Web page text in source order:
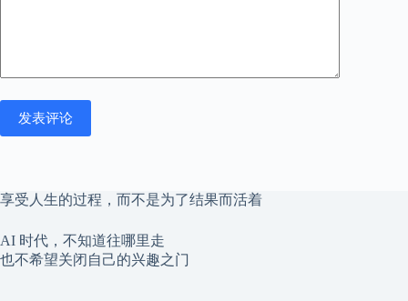
发表评论
享受人生的过程，而不是为了结果而活着
AI 时代，不知道往哪里走
也不希望关闭自己的兴趣之门